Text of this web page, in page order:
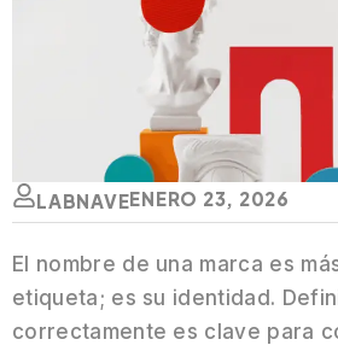
LABNAVEENERO 23, 2026
El nombre de una marca es
etiqueta; es su identidad.
correctamente es clave para